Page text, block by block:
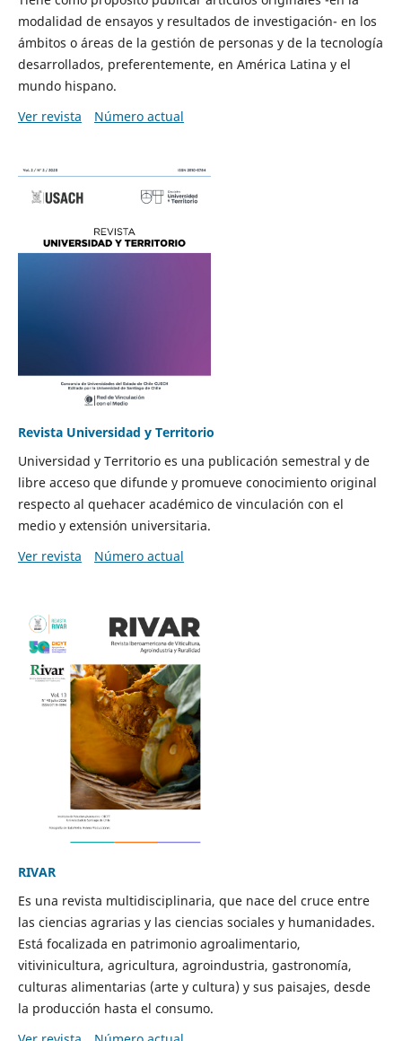
modalidad de ensayos y resultados de investigación- en los
ámbitos o áreas de la gestión de personas y de la tecnología
desarrollados, preferentemente, en América Latina y el
mundo hispano.
Ver revista
Número actual
Revista Universidad y Territorio
Universidad y Territorio es una publicación semestral y de
libre acceso que difunde y promueve conocimiento original
respecto al quehacer académico de vinculación con el
medio y extensión universitaria.
Ver revista
Número actual
RIVAR
Es una revista multidisciplinaria, que nace del cruce entre
las ciencias agrarias y las ciencias sociales y humanidades.
Está focalizada en patrimonio agroalimentario,
vitivinicultura, agricultura, agroindustria, gastronomía,
culturas alimentarias (arte y cultura) y sus paisajes, desde
la producción hasta el consumo.